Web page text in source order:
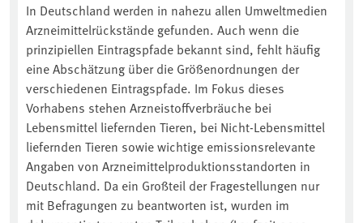
In Deutschland werden in nahezu allen Umweltmedien
Arzneimittelrückstände gefunden. Auch wenn die
prinzipiellen Eintragspfade bekannt sind, fehlt häufig
eine Abschätzung über die Größenordnungen der
verschiedenen Eintragspfade. Im Fokus dieses
Vorhabens stehen Arzneistoffverbräuche bei
Lebensmittel liefernden Tieren, bei Nicht-Lebensmittel
liefernden Tieren sowie wichtige emissionsrelevante
Angaben von Arzneimittelproduktionsstandorten in
Deutschland. Da ein Großteil der Fragestellungen nur
mit Befragungen zu beantworten ist, wurden im